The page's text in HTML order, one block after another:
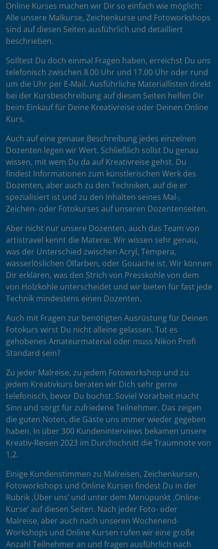
Online Kurses machen wir Dir so einfach wie möglich:
Alle unsere Malkurse, Zeichenkurse und Fotoworkshops
sind auf diesen Seiten ausführlich und detailliert
beschrieben.
Solltest Du doch einmal Fragen haben, erreichst Du uns
telefonisch zwischen 8.00 Uhr und 17.00 Uhr oder rund
um die Uhr per E-Mail. Ausführliche Materiallisten direkt
bei der Kursbeschreibung auf diesen Seiten helfen Dir
beim Einkauf für Deine Kreativreise oder Deinen Online
Kurs.
Auch auf eine genaue Beschreibung jedes einzelnen
Dozenten legen wir Wert. Schließlich sollst Du genau
wissen, mit wem Du da auf Kreativreise gehst. Du
findest Informationen zum künstlerischen Werk des
Dozenten, aber auch zu den Techniken, auf die er
spezialisiert ist und zu den Inhalten seines Mal-,
Zeichen- oder Fotokurses auf unseren Dozentenseiten.
Aber nicht nur unsere Dozenten, auch das Team von
artistravel kennt die Materie: Wir wissen sehr genau,
was der Unterschied zwischen Acryl, Tempera,
wasserlöslichen Ölfarben, oder Gouache ist. Wir können
Dir erklären, was den Strich von Presskohle von dem
von Holzkohle unterscheidet und wir bieten für fast jede
Technik mindestens einen Dozenten.
Auch mit Fragen zur benötigten Ausrüstung für Deinen
Fotokurs wirst Du nicht alleine gelassen. Tut es
gehobenes Amateurmaterial oder muss Nikon Profi
Standard sein?
Zu jeder Malreise, zu jedem Fotoworkshop und zu
jedem Kreativkurs beraten wir Dich sehr gerne
telefonisch, bevor Du buchst. Soviel Vorarbeit macht
Sinn und sorgt für zufriedene Teilnehmer. Das zeigen
die guten Noten, die Gäste uns immer wieder gegeben
haben. In über 300 Kundeninterviews bekamen unsere
Kreativ-Reisen 2023 im Durchschnitt die Traumnote von
1,2.
Einige Kundenstimmen zu Malreisen, Zeichenkursen,
Fotoworkshops und Online Kursen findest Du in der
Rubrik ‚Über uns’ und unter dem Menüpunkt ‚Online-
Kurse’ auf diesen Seiten. Nach jeder Foto- oder
Malreise, aber auch nach unseren Wochenend-
Workshops und Online Kursen rufen wir eine große
Anzahl Teilnehmer an und fragen ausführlich nach